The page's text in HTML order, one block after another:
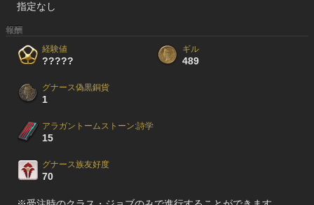
指定なし
報酬
経験値
?????
ギル
489
グナース偽黒銅貨
1
アラガントームストーン:詩学
15
グナース族友好度
70